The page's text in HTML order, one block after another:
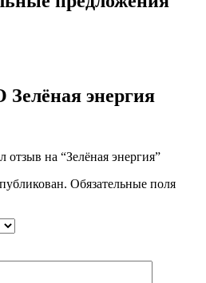
энергия
отзыв на “Зелёная энергия”
Обязательные поля